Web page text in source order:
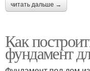
читать дальше →
Как
фундамент